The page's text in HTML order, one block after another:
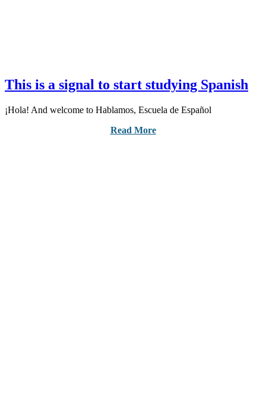
This is a signal to start studying Spanish
¡Hola! And welcome to Hablamos, Escuela de Español
Read More